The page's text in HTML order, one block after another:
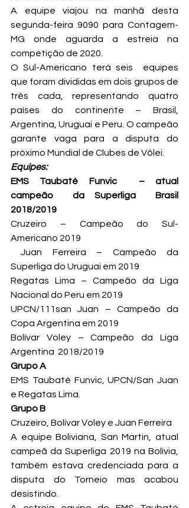
A equipe viajou na manhã desta
segunda-feira 9090 para Contagem-
MG onde aguarda a estreia na
competição de 2020.
O Sul-Americano terá seis  equipes
que foram divididas em dois grupos de
três cada, representando quatro
países do continente – Brasil,
Argentina, Uruguai e Peru. O campeão
garante vaga para a disputa do
próximo Mundial de Clubes de Vôlei.
Equipes:
EMS Taubaté Funvic  – atual
campeão  da Superliga  Brasil
2018/2019
Cruzeiro – Campeão do Sul-
Americano 2019
Juan Ferreira – Campeão da
Superliga do Uruguai em 2019
Regatas Lima – Campeão da Liga
Nacional do Peru em 2019
UPCN/111san Juan – Campeão da
Copa Argentina em 2019
Bolívar Voley – Campeão da Liga
Argentina  2018/2019
Grupo A
EMS Taubaté Funvic, UPCN/San Juan
e Regatas Lima.
Grupo B
Cruzeiro, Bolívar Voley e Juan Ferreira
A equipe Boliviana, San Martin, atual
campeã da Superliga 2019 na Bolívia,
também estava credenciada para a
disputa do Torneio mas acabou
desistindo.